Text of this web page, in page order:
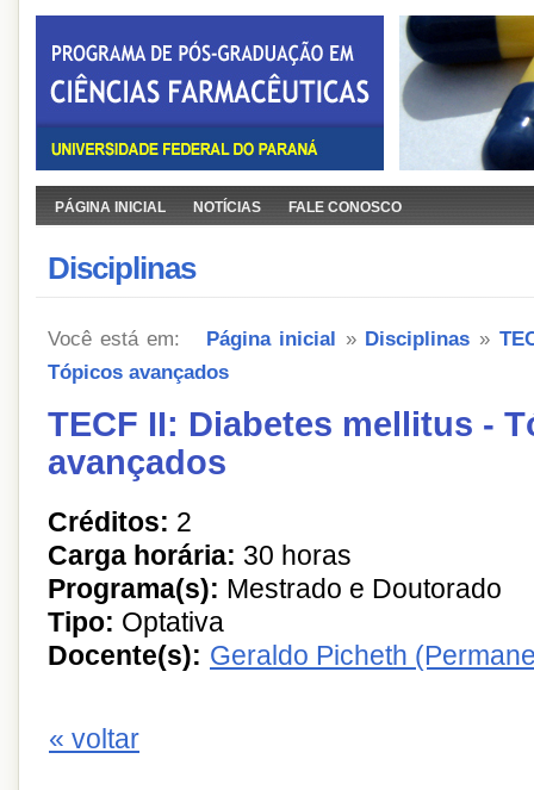
PÁGINA INICIAL NOTÍCIAS FALE CONOSCO
Disciplinas
Você está em: Página inicial » Disciplinas »
Tópicos avançados
TECF II: Diabetes mellitus -
avançados
Créditos: 2
Carga horária: 30 horas
Programa(s): Mestrado e Doutorado
Tipo: Optativa
Docente(s): Geraldo Picheth
« voltar